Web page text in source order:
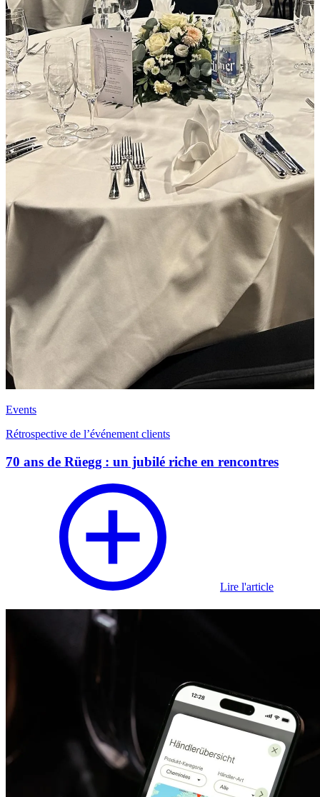
Events
Rétrospective de l’événement clients
70 ans de Rüegg : un jubilé riche en rencontres
Lire l'article